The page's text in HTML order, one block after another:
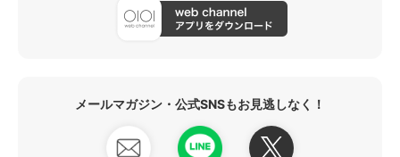
メールマガジン・公式SNSもお見逃しなく！